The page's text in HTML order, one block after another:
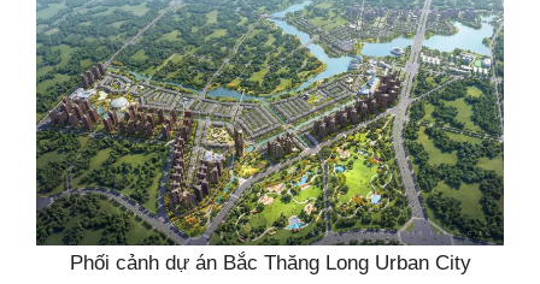
Phối cảnh dự án Bắc Thăng Long Urban City